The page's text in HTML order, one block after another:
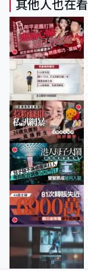
其他人也在看